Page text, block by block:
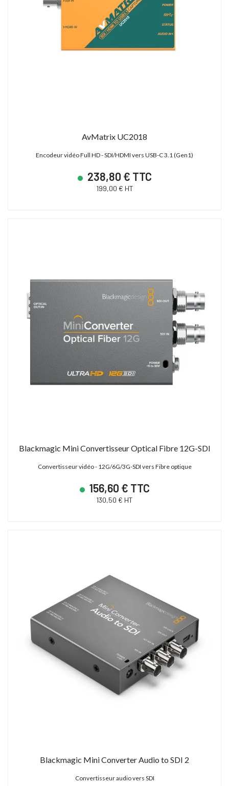
AvMatrix UC2018
Encodeur vidéo Full HD - SDI/HDMI vers USB-C 3.1 (Gen1)
238,80 € TTC
199,00 € HT
Blackmagic Mini Convertisseur Optical Fibre 12G-SDI
Convertisseur vidéo - 12G/6G/3G-SDI vers Fibre optique
156,60 € TTC
130,50 € HT
Blackmagic Mini Converter Audio to SDI 2
Convertisseur audio vers SDI